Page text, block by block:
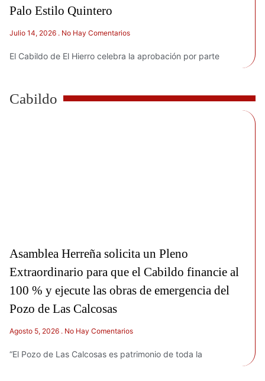
Palo Estilo Quintero
Julio 14, 2026 No Hay Comentarios
El Cabildo de El Hierro celebra la aprobación por parte
Cabildo
Asamblea Herreña solicita un Pleno
Extraordinario para que el Cabildo financie al
100 % y ejecute las obras de emergencia del
Pozo de Las Calcosas
Agosto 5, 2026 No Hay Comentarios
“El Pozo de Las Calcosas es patrimonio de toda la